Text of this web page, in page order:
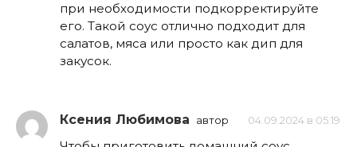
при необходимости подкорректируйте
его. Такой соус отлично подходит для
салатов, мяса или просто как дип для
закусок.
Ксения Любимова автор 04.09.2024 в 05:19